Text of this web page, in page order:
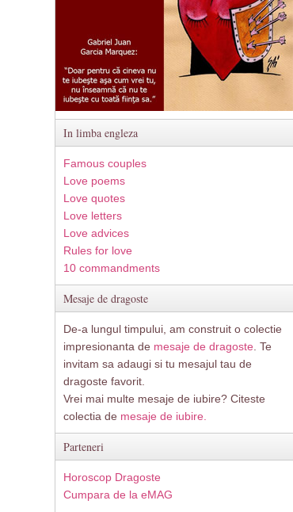
In limba engleza
Famous couples
Love poems
Love quotes
Love letters
Love advices
Rules for love
10 commandments
Mesaje de dragoste
De-a lungul timpului, am construit o colectie
impresionanta de mesaje de dragoste . Te
invitam sa adaugi si tu mesajul tau de
dragoste favorit.
Vrei mai multe mesaje de iubire? Citeste
colectia de mesaje de iubire.
Parteneri
Horoscop Dragoste
Cumpara de la eMAG